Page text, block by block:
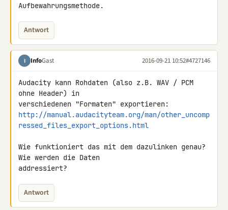
Aufbewahrungsmethode.
Antwort
I InfoGast 2016-09-21 10:52#4727146
Audacity kann Rohdaten (also z.B. WAV / PCM
ohne Header) in
http://manual.audacityteam.org/man/other_uncomp
ressed_files_export_options.html
Wie funktioniert das mit dem dazulinken genau?
Wie werden die Daten
addressiert?
Antwort